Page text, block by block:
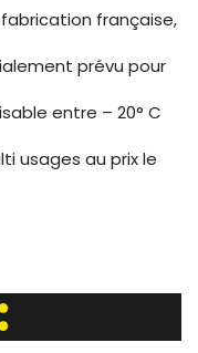
française,
prévu pour
entre – 20° C
usages au prix le